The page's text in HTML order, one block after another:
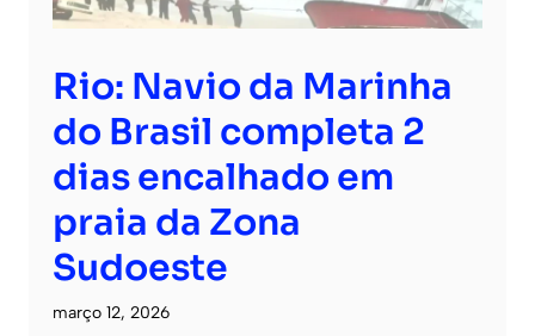
Rio: Navio da Marinha
do Brasil completa 2
dias encalhado em
praia da Zona
Sudoeste
março 12, 2026